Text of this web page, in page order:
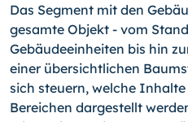
Das Segment mit den
gesamte Objekt - vom
Gebäudeeinheiten bis hin
einer übersichtlichen
sich steuern, welche
Bereichen dargestellt